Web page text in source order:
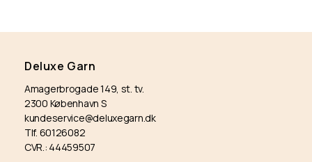
Deluxe Garn
Amagerbrogade 149, st. tv.
2300 København S
kundeservice@deluxegarn.dk
Tlf. 60126082
CVR.: 44459507